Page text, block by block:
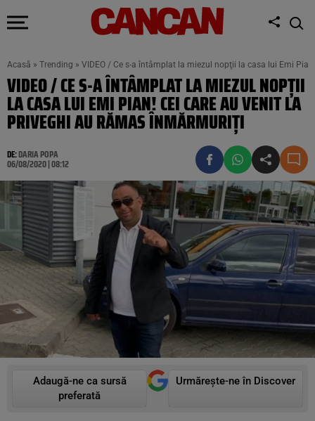
Acasă » Trending » VIDEO / Ce s-a întâmplat la miezul nopţii la casa lui Emi
VIDEO / CE S-A ÎNTÂMPLAT LA MIEZUL NOPŢII
LA CASA LUI EMI PIAN! CEI CARE AU VENIT LA
PRIVEGHI AU RĂMAS ÎNMĂRMURIŢI
DE:DARIA POPA
06/08/2020 | 08:12
Adaugă-ne ca sursă
preferată
Urmărește-ne în Discover